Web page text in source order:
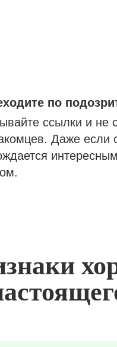
по
ссылки и не
Даже если